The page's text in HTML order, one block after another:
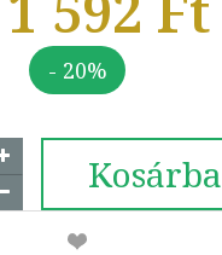
- 20%
Kosárba